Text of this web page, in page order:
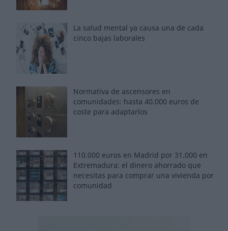
La salud mental ya causa una de cada
cinco bajas laborales
Normativa de ascensores en
comunidades: hasta 40.000 euros de
coste para adaptarlos
110.000 euros en Madrid por 31.000 en
Extremadura: el dinero ahorrado que
necesitas para comprar una vivienda por
comunidad